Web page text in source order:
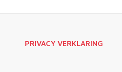
PRIVACY VERKLARING